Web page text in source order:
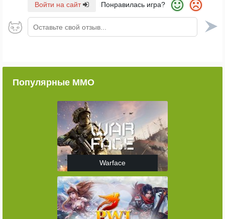
Войти на сайт Понравилась игра?
Оставьте свой отзыв...
Популярные ММО
Warface